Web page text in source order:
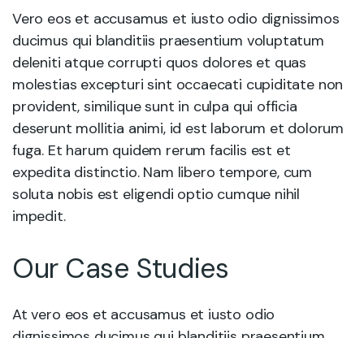
Vero eos et accusamus et iusto odio dignissimos
ducimus qui blanditiis praesentium voluptatum
deleniti atque corrupti quos dolores et quas
molestias excepturi sint occaecati cupiditate non
provident, similique sunt in culpa qui officia
deserunt mollitia animi, id est laborum et dolorum
fuga. Et harum quidem rerum facilis est et
expedita distinctio. Nam libero tempore, cum
soluta nobis est eligendi optio cumque nihil
impedit.
Our Case Studies
At vero eos et accusamus et iusto odio